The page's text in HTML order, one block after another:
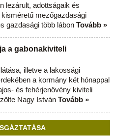
lezárult, adottságaik és
mezőgazdasági
gazdasági több lábon Tovább »
a gabonakiviteli
illetve a lakossági
a kormány két hónappal
és fehérjenövény kiviteli
Nagy István Tovább »